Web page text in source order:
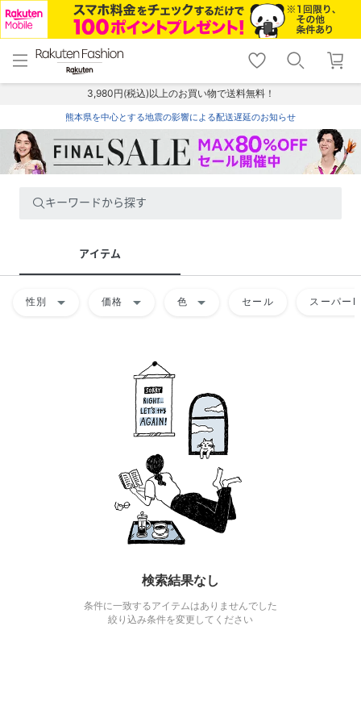
menu home
トップ
shopping_cart lock_outline
ログイン
3,980円(税込)以上のお買い物で送料無料！
熊本県を中心とする地震の影響による配送遅延のお知らせ
キーワードから探す
アイテム
性別 arrow_drop_down 価格 arrow_drop_down 色 arrow_drop_down セール スーパー
検索結果なし
条件に一致するアイテムはありませんでした
絞り込み条件を変更してください